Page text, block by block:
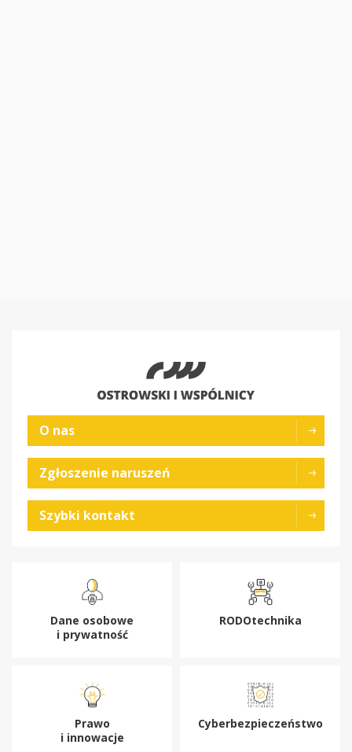
O nas
Zgłoszenie naruszeń
Szybki kontakt
Dane osobowe
i prywatność
RODOtechnika
Prawo
i innowacje
Cyberbezpieczeństwo